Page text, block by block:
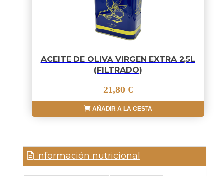
ACEITE DE OLIVA VIRGEN EXTRA 2,5L
(FILTRADO)
21,80 €
AÑADIR A LA CESTA
Información nutricional